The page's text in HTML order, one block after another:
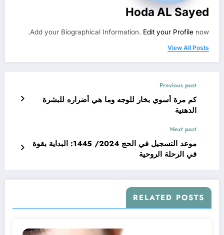
Hoda AL Sayed
Add your Biographical Information. Edit your Profile now.
View All Posts
Previous post
كم مرة أسوي بخار للوجه وما هي أضراره للبشرة
الدهنية
Next post
موعد التسجيل في الحج 2024/ 1445: البداية بقوة
في الرحلة الروحية
RELATED POSTS